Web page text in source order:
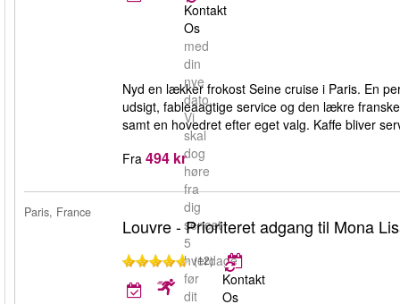
Kontakt
Os
med
din
nye
dato.
Vi
skal
dog
høre
fra
dig
senest
5
hverdage
før
dit
Nyd en lækker frokost Seine cruise i Paris. En
udsigt, fableaagtige service og den lækre
samt en hovedret efter eget valg. Kaffe bliver
Fra 494 kr
Paris, France
Louvre - Prioriteret adgang til Mona
(12)
Kontakt
Os